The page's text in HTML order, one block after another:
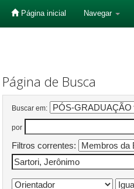
Página inicial Navegar
Página de Busca
Buscar em:
por
Filtros correntes: